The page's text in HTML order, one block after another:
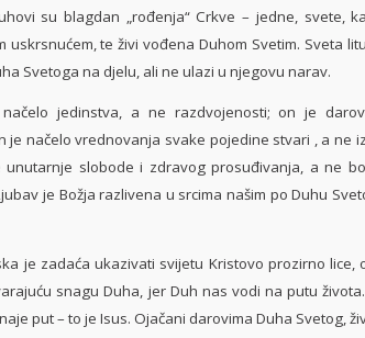
su blagdan „rođenja“ Crkve – jedne, svete,
uskrsnućem, te živi vođena Duhom Svetim. Sveta
Svetoga na djelu, ali ne ulazi u njegovu narav.
jedinstva, a ne razdvojenosti; on je
je načelo vrednovanja svake pojedine stvari , a ne
slobode i zdravog prosuđivanja, a ne
je Božja razlivena u srcima našim po Duhu
je zadaća ukazivati svijetu Kristovo prozirno lice,
snagu Duha, jer Duh nas vodi na putu
put – to je Isus. Ojačani darovima Duha Svetog,